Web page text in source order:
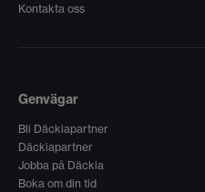
Kontakta oss
Genvägar
Bli Däckiapartner
Däckiapartner
Jobba på Däckia
Boka om din tid